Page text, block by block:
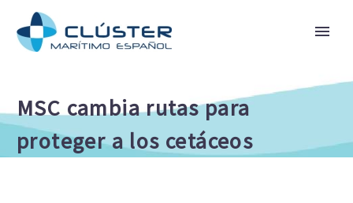
MSC cambia rutas para
proteger a los cetáceos